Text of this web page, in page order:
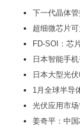
下一代晶体
超细微芯片
日本智能手
日本大型光
1月全球半导
光伏应用市
姜奇平：中